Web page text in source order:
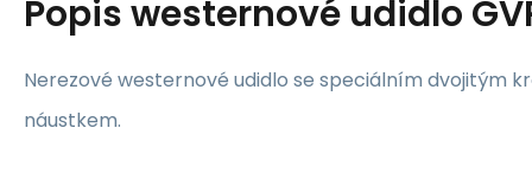
Popiswesternové udidlo
Nerezové westernové udidlo se speciálním dvojitým
náustkem.